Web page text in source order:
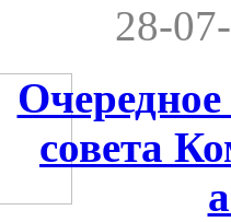
28-
совета